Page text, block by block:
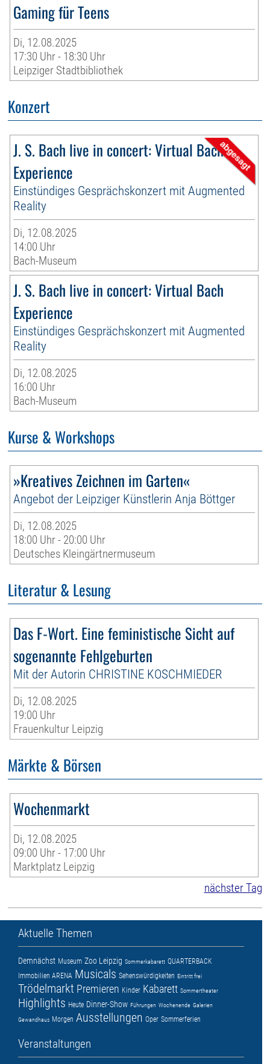
Gaming für Teens
Di, 12.08.2025
17:30 Uhr - 18:30 Uhr
Leipziger Stadtbibliothek
Konzert
J. S. Bach live in concert: Virtual Bach
Experience
Einstündiges Gesprächskonzert mit Augmented
Reality
Di, 12.08.2025
14:00 Uhr
Bach-Museum
J. S. Bach live in concert: Virtual Bach
Experience
Einstündiges Gesprächskonzert mit Augmented
Reality
Di, 12.08.2025
16:00 Uhr
Bach-Museum
Kurse & Workshops
»Kreatives Zeichnen im Garten«
Angebot der Leipziger Künstlerin Anja Böttger
Di, 12.08.2025
18:00 Uhr - 20:00 Uhr
Deutsches Kleingärtnermuseum
Literatur & Lesung
Das F-Wort. Eine feministische Sicht auf
sogenannte Fehlgeburten
Mit der Autorin CHRISTINE KOSCHMIEDER
Di, 12.08.2025
19:00 Uhr
Frauenkultur Leipzig
Märkte & Börsen
Wochenmarkt
Di, 12.08.2025
09:00 Uhr - 17:00 Uhr
Marktplatz Leipzig
nächster Tag
Aktuelle Themen
Demnächst Museum Zoo Leipzig Sommerkabarett QUARTERBACK
Immobilien ARENA Musicals Sehenswürdigkeiten Eintritt frei
Trödelmarkt Premieren Kinder Kabarett Sommertheater
Highlights Heute Dinner-Show Führungen Wochenende Galerien
Gewandhaus Morgen Ausstellungen Oper Sommerferien
Veranstaltungen